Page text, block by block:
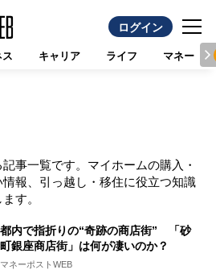
ログイン
ス キャリア ライフ マネー
事一覧です。マイホームの購入・
報、引っ越し・移住に役立つ知識
す。
都内で指折りの“奇跡の商店街” 「砂
町銀座商店街」は何が凄いのか？
マネーポストWEB